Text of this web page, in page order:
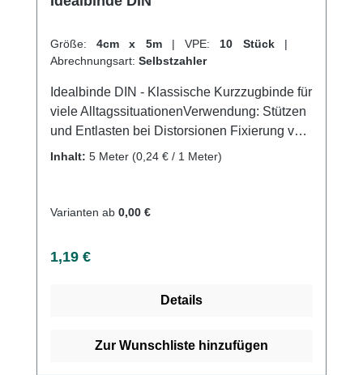
Größe: 4cm x 5m | VPE: 10 Stück |
Abrechnungsart: Selbstzahler
Idealbinde DIN - Klassische Kurzzugbinde für
viele AlltagssituationenVerwendung: Stützen
und Entlasten bei Distorsionen Fixierung von
Schienen und Wundauflagen
und phlebologische Kompression an den
LymphologieKontusionen Sportverletzungen
Baumwolle Waschbar bei 95
Eigenschaften: Textilelastizität Rutschfest
Inhalt: 5 Meter (0,24 € / 1 Meter)
Varianten ab 0,00 €
Regulärer Preis:
1,19 €
Details
Zur Wunschliste hinzufügen